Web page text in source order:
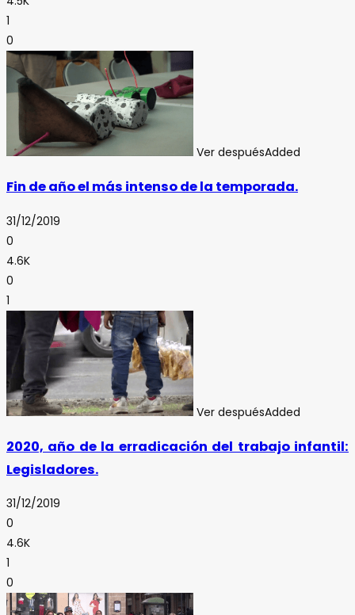
1
0
Ver despuésAdded
Fin de año el más intenso de la temporada.
31/12/2019
0
4.6K
0
1
Ver despuésAdded
2020, año de la erradicación del trabajo infantil:
Legisladores.
31/12/2019
0
4.6K
1
0